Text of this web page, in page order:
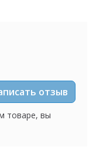
отзыв
товаре, вы